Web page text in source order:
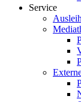
Service